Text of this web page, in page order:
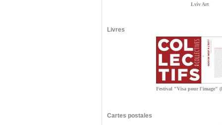
Lviv Art
Livres
Festival "Visa pour l'image"
Cartes postales